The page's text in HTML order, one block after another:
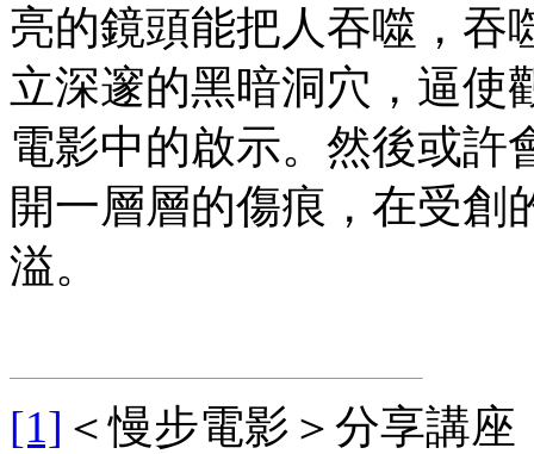
亮的鏡頭能把人吞噬，吞
立深邃的黑暗洞穴，逼使
電影中的啟示。然後或許
開一層層的傷痕，在受創
溢。
[1] ＜慢步電影＞分享講